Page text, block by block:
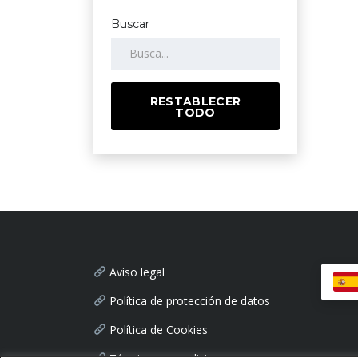
Buscar
RESTABLECER
TODO
Aviso legal
Política de protección de datos
Política de Cookies